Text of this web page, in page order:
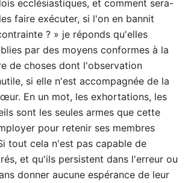
ecclésiastiques, et comment sera-
faire exécuter, si l'on en bannit
? » je réponds qu'elles
par des moyens conformes à la
de choses dont l'observation
si elle n'est accompagnée de la
En un mot, les exhortations, les
sont les seules armes que cette
pour retenir ses membres
tout cela n'est pas capable de
et qu'ils persistent dans l'erreur ou
donner aucune espérance de leur